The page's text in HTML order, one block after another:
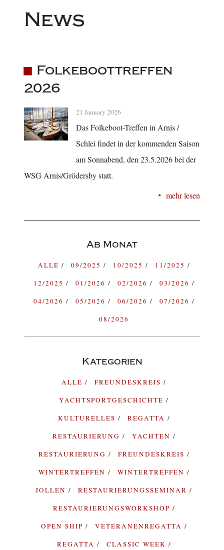
News
Folkeboottreffen
2026
21 January 2026
Das Folkeboot-Treffen in Arnis /
Schlei findet in der kommenden Saison
am Sonnabend, den 23.5.2026 bei der
WSG Arnis/Grödersby statt.
mehr lesen
Ab Monat
ALLE 09/2025 10/2025
11/2025
12/2025
01/2026 02/2026
03/2026
04/2026
05/2026 06/2026
07/2026
08/2026
Kategorien
ALLE
FREUNDESKREIS
YACHTSPORTGESCHICHTE
KULTURELLES
REGATTA
RESTAURIERUNG
YACHTEN
RESTAURIERUNG
FREUNDESKREIS
WINTERTREFFEN
WINTERTREFFEN
JOLLEN
RESTAURIERUNGSSEMINAR
RESTAURIERUNGSWORKSHOP
OPEN SHIP
VETERANENREGATTA
REGATTA
CLASSIC WEEK